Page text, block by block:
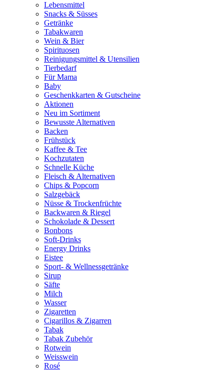
Lebensmittel
Snacks & Süsses
Getränke
Tabakwaren
Wein & Bier
Spirituosen
Reinigungsmittel & Utensilien
Tierbedarf
Für Mama
Baby
Geschenkkarten & Gutscheine
Aktionen
Neu im Sortiment
Bewusste Alternativen
Backen
Frühstück
Kaffee & Tee
Kochzutaten
Schnelle Küche
Fleisch & Alternativen
Chips & Popcorn
Salzgebäck
Nüsse & Trockenfrüchte
Backwaren & Riegel
Schokolade & Dessert
Bonbons
Soft-Drinks
Energy Drinks
Eistee
Sport- & Wellnessgetränke
Sirup
Säfte
Milch
Wasser
Zigaretten
Cigarillos & Zigarren
Tabak
Tabak Zubehör
Rotwein
Weisswein
Rosé